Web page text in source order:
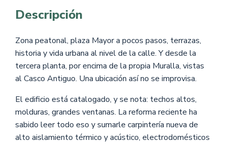
Descripción
Zona peatonal, plaza Mayor a pocos pasos, terrazas,
historia y vida urbana al nivel de la calle. Y desde la
tercera planta, por encima de la propia Muralla, vistas
al Casco Antiguo. Una ubicación así no se improvisa.
El edificio está catalogado, y se nota: techos altos,
molduras, grandes ventanas. La reforma reciente ha
sabido leer todo eso y sumarle carpintería nueva de
alto aislamiento térmico y acústico, electrodomésticos